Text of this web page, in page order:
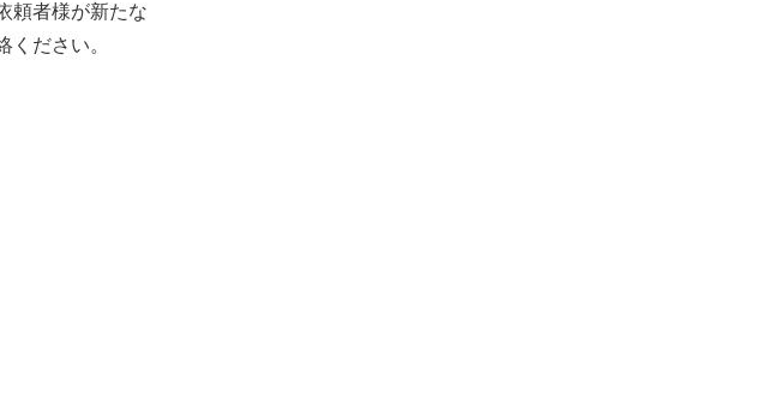
頼者様が新たな
ださい。